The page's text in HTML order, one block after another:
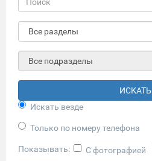
ИСКАТЬ
Искать везде
Только по номеру телефона
Показывать: С фотографией